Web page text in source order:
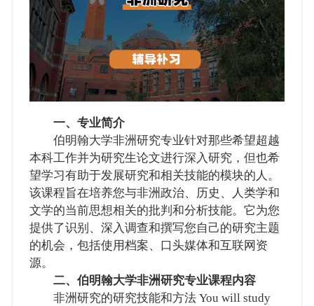
一、专业简介
伯明翰大学非洲研究专业针对那些希望超越
本科工作并为研究生论文进行深入研究，但也希
望学习有助于发展研究和相关技能的模块的人。
该课程旨在培养您与非洲政治、历史、人类学和
文学的当前思想相关的批判和分析技能。它为您
提供了识别、深入调查和撰写您自己的研究主题
的机会，包括使用档案、口头媒体和互联网资
源。
二、伯明翰大学非洲研究专业课程内容
非洲研究的研究技能和方法 You will study